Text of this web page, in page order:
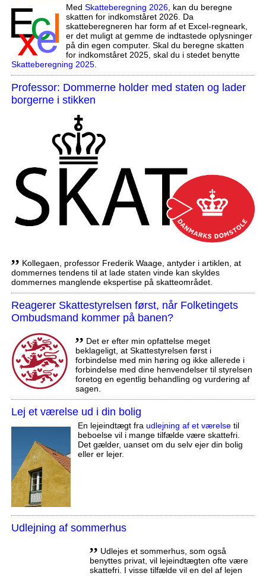
Med Skatteberegning 2026, kan du beregne
skatten for indkomståret 2026. Da
skatteberegneren har form af et Excel-regneark,
er det muligt at gemme de indtastede oplysninger
på din egen computer. Skal du beregne skatten
for indkomståret 2025, skal du i stedet benytte
Skatteberegning 2025.
Professor: Dommerne holder med staten og lader
borgerne i stikken
,, Kollegaen, professor Frederik Waage, antyder i artiklen, at
dommernes tendens til at lade staten vinde kan skyldes
dommernes manglende ekspertise på skatteområdet.
Reagerer Skattestyrelsen først, når Folketingets
Ombudsmand kommer på banen?
,, Det er efter min opfattelse meget
beklageligt, at Skattestyrelsen først i
forbindelse med min høring og ikke allerede i
forbindelse med dine henvendelser til styrelsen
foretog en egentlig behandling og vurdering af
sagen.
Lej et værelse ud i din bolig
En lejeindtægt fra udlejning af et værelsetil
beboelse vil i mange tilfælde være skattefri.
Det gælder, uanset om du selv ejer din bolig
eller er lejer.
Udlejning af sommerhus
,, Udlejes et sommerhus, som også
benyttes privat, vil lejeindtægten ofte være
skattefri. I visse tilfælde vil en del af lejen